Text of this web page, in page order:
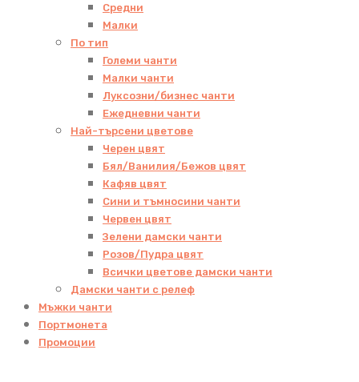
Средни
Малки
По тип
Големи чанти
Малки чанти
Луксозни/бизнес чанти
Ежедневни чанти
Най-търсени цветове
Черен цвят
Бял/Ванилия/Бежов цвят
Кафяв цвят
Сини и тъмносини чанти
Червен цвят
Зелени дамски чанти
Розов/Пудра цвят
Всички цветове дамски чанти
Дамски чанти с релеф
Мъжки чанти
Портмонета
Промоции